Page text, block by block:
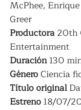
McPhee,
Greer
Productora 20th
Entertainment
Duración130
GéneroCiencia
Títulooriginal
Estreno 18/07/